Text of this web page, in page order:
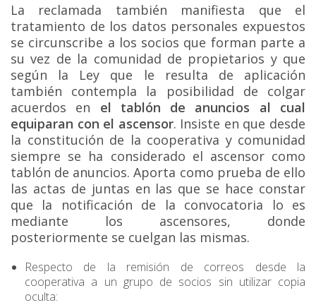
La reclamada también manifiesta que el
tratamiento de los datos personales expuestos
se circunscribe a los socios que forman parte a
su vez de la comunidad de propietarios y que
según la Ley que le resulta de aplicación
también contempla la posibilidad de colgar
acuerdos en el tablón de anuncios al cual
equiparan con el ascensor. Insiste en que desde
la constitución de la cooperativa y comunidad
siempre se ha considerado el ascensor como
tablón de anuncios. Aporta como prueba de ello
las actas de juntas en las que se hace constar
que la notificación de la convocatoria lo es
mediante los ascensores, donde
posteriormente se cuelgan las mismas.
Respecto de la remisión de correos desde la
cooperativa a un grupo de socios sin utilizar copia
oculta: